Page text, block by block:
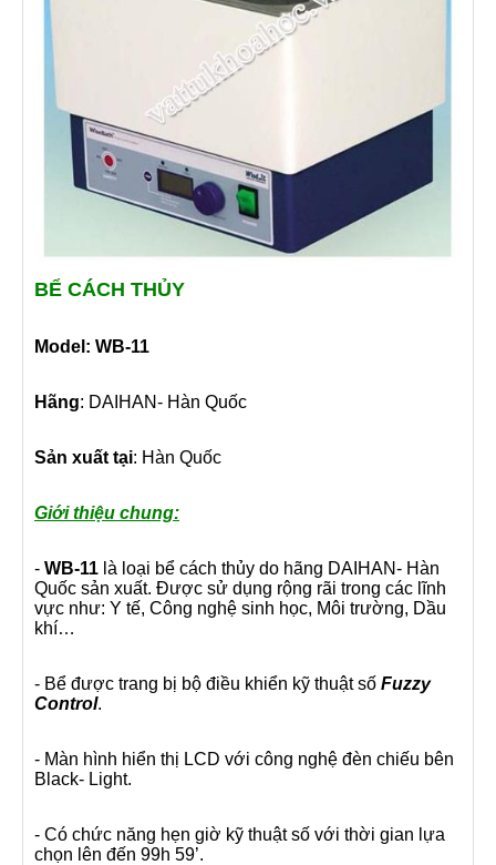
BỂ CÁCH THỦY
Model: WB-11
Hãng: DAIHAN- Hàn Quốc
Sản xuất tại: Hàn Quốc
Giới thiệu chung:
- WB-11 là loại bể cách thủy do hãng DAIHAN- Hàn
Quốc sản xuất. Được sử dụng rộng rãi trong các lĩnh
vực như: Y tế, Công nghệ sinh học, Môi trường, Dầu
khí…
- Bể được trang bị bộ điều khiển kỹ thuật số Fuzzy
Control.
- Màn hình hiển thị LCD với công nghệ đèn chiếu bên
Black- Light.
- Có chức năng hẹn giờ kỹ thuật số với thời gian lựa
chọn lên đến 99h 59’.